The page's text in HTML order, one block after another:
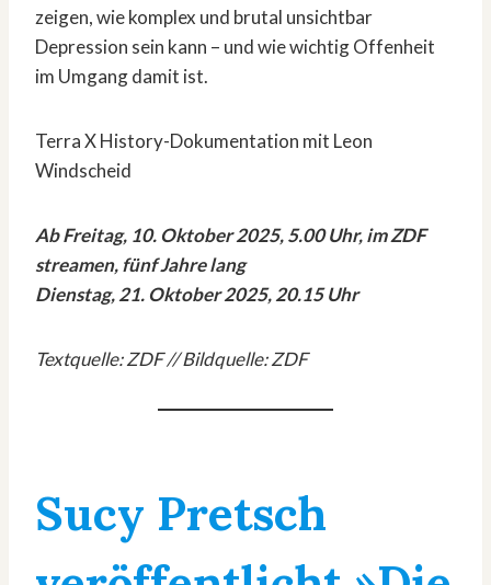
zeigen, wie komplex und brutal unsichtbar
Depression sein kann – und wie wichtig Offenheit
im Umgang damit ist.
Terra X History-Dokumentation mit Leon
Windscheid
Ab Freitag, 10. Oktober 2025, 5.00 Uhr, im ZDF
streamen, fünf Jahre lang
Dienstag, 21. Oktober 2025, 20.15 Uhr
Textquelle: ZDF // Bildquelle: ZDF
Sucy Pretsch